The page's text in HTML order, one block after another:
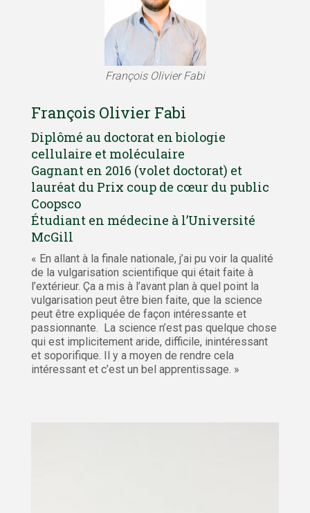
François Olivier Fabi
François Olivier Fabi
Diplômé au doctorat en biologie
cellulaire et moléculaire
Gagnant en 2016 (volet doctorat) et
lauréat du Prix coup de cœur du public
Coopsco
Étudiant en médecine à l’Université
McGill
« En allant à la finale nationale, j’ai pu voir la qualité
de la vulgarisation scientifique qui était faite à
l’extérieur. Ça a mis à l’avant plan à quel point la
vulgarisation peut être bien faite, que la science
peut être expliquée de façon intéressante et
passionnante. La science n’est pas quelque chose
qui est implicitement aride, difficile, inintéressant
et soporifique. Il y a moyen de rendre cela
intéressant et c’est un bel apprentissage. »